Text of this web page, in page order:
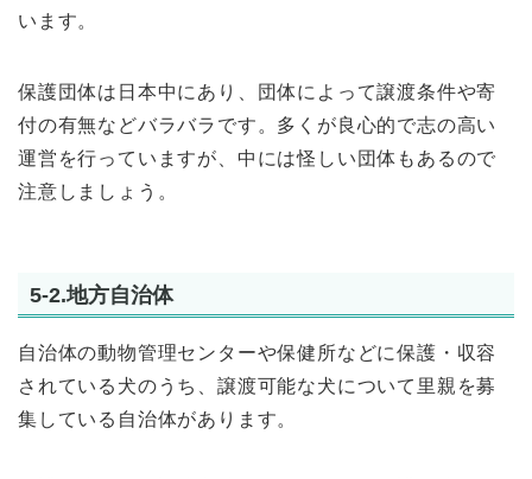
います。
保護団体は日本中にあり、団体によって譲渡条件や寄
付の有無などバラバラです。多くが良心的で志の高い
運営を行っていますが、中には怪しい団体もあるので
注意しましょう。
5-2.地方自治体
自治体の動物管理センターや保健所などに保護・収容
されている犬のうち、譲渡可能な犬について里親を募
集している自治体があります。